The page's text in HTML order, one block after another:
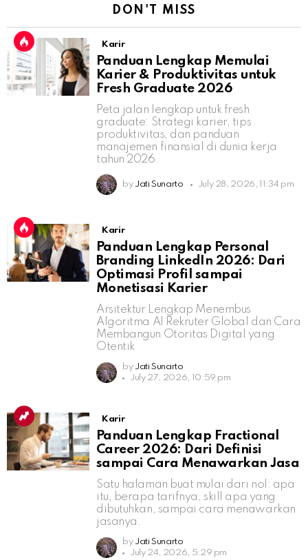
DON'T MISS
Karir
Panduan Lengkap Memulai
Karier & Produktivitas untuk
Fresh Graduate 2026
Peta jalan lengkap untuk fresh
graduate: Strategi karier, tips
produktivitas, dan panduan
manajemen finansial di dunia kerja
tahun 2026.
by Jati Sunarto July 28, 2026, 11:34 pm
Karir
Panduan Lengkap Personal
Branding LinkedIn 2026: Dari
Optimasi Profil sampai
Monetisasi Karier
Arsitektur Lengkap Menembus
Algoritma AI Rekruter Global dan Cara
Membangun Otoritas Digital yang
Otentik
by Jati Sunarto
July 27, 2026, 10:59 pm
Karir
Panduan Lengkap Fractional
Career 2026: Dari Definisi
sampai Cara Menawarkan Jasa
Satu halaman buat mulai dari nol: apa
itu, berapa tarifnya, skill apa yang
dibutuhkan, sampai cara menawarkan
jasanya.
by Jati Sunarto
July 24, 2026, 5:29 pm